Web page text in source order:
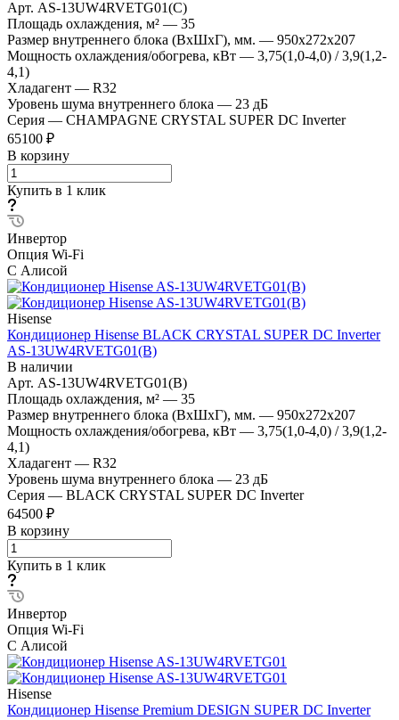
Арт. AS-13UW4RVETG01(C)
Площадь охлаждения, м² — 35
Размер внутреннего блока (ВхШхГ), мм. — 950x272x207
Мощность охлаждения/обогрева, кВт — 3,75(1,0-4,0) / 3,9(1,2-
4,1)
Хладагент — R32
Уровень шума внутреннего блока — 23 дБ
Серия — CHAMPAGNE CRYSTAL SUPER DC Inverter
65100 ₽
В корзину
Купить в 1 клик
Инвертор
Опция Wi-Fi
С Алисой
Hisense
Кондиционер Hisense BLACK CRYSTAL SUPER DC Inverter
AS-13UW4RVETG01(B)
В наличии
Арт. AS-13UW4RVETG01(B)
Площадь охлаждения, м² — 35
Размер внутреннего блока (ВхШхГ), мм. — 950x272x207
Мощность охлаждения/обогрева, кВт — 3,75(1,0-4,0) / 3,9(1,2-
4,1)
Хладагент — R32
Уровень шума внутреннего блока — 23 дБ
Серия — BLACK CRYSTAL SUPER DC Inverter
64500 ₽
В корзину
Купить в 1 клик
Инвертор
Опция Wi-Fi
С Алисой
Hisense
Кондиционер Hisense Premium DESIGN SUPER DC Inverter